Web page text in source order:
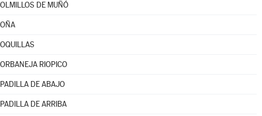
OLMILLOS DE MUÑÓ
OÑA
OQUILLAS
ORBANEJA RIOPICO
PADILLA DE ABAJO
PADILLA DE ARRIBA